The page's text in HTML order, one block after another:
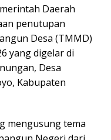
Daerah
penutupan
Desa (TMMD)
yang digelar di
Desa
Kabupaten
mengusung tema